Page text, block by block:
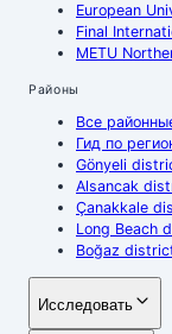
European
Final
METU
Районы
Все
Гид по
Gönyeli
Alsancak
Çanakkale
Long Beach
Boğaz
Исследовать